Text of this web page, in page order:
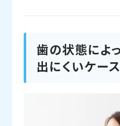
歯の状態によ
出にくいケー